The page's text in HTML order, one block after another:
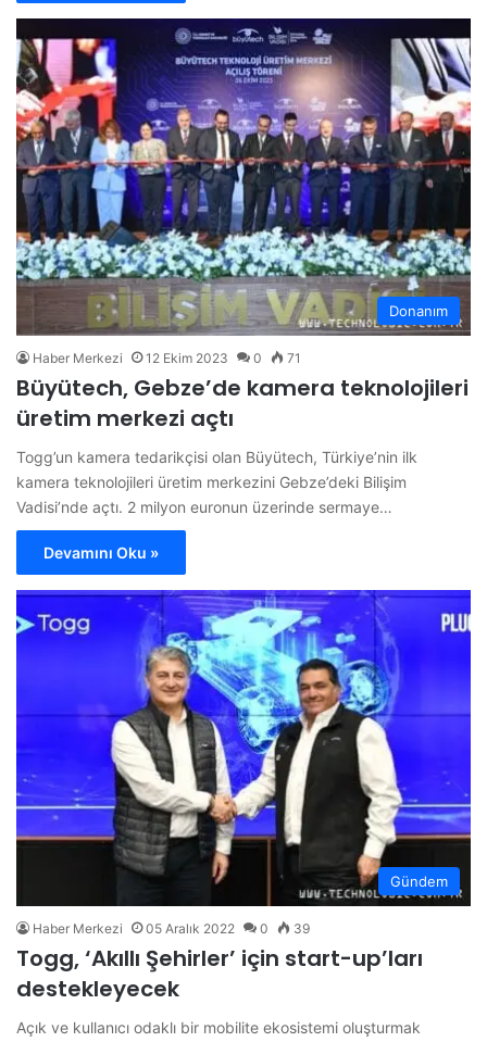
Donanım
Haber Merkezi 12 Ekim 2023 0 71
Büyütech, Gebze’de kamera teknolojileri
üretim merkezi açtı
Togg’un kamera tedarikçisi olan Büyütech, Türkiye’nin ilk
kamera teknolojileri üretim merkezini Gebze’deki Bilişim
Vadisi’nde açtı. 2 milyon euronun üzerinde sermaye…
Devamını Oku »
Gündem
Haber Merkezi 05 Aralık 2022 0 39
Togg, ‘Akıllı Şehirler’ için start-up’ları
destekleyecek
Açık ve kullanıcı odaklı bir mobilite ekosistemi oluşturmak